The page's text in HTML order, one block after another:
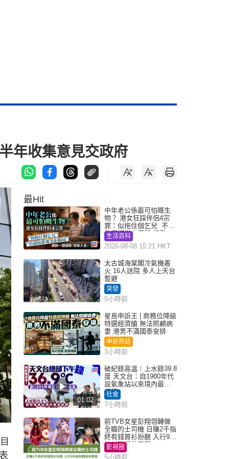
年收集意見交政府
最Hit
中年老公係最可怕嘅生
物？ 港女狂踩伴侶4宗
罪：似拖住個乞兒 不解
為何經常去廁所 網民一
語道破
生活百科
2026-08-08 15:21 HKT
太古城海棠閣冷氣機着
火 16人送院 多人上天台
暫避
突發
5小時前
星島申訴王 | 商務位降級
特選經濟艙 無法照顧病
妻 港男不滿國泰安排
申訴熱話
3小時前
01:02
破紀錄高溫︱上水錄39.8
度 天文台：自1980年代
設氣象站以來境內最高
紀錄
社會
7小時前
前TVB女星彭翔翎轉做
全職的士司機 日賺2千指
終有錢買衫扮靚 入行9年
被封翻版林夏薇
影視圈
5小時前